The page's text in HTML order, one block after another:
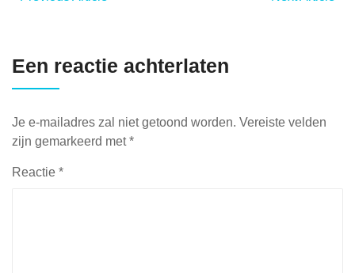
Een reactie achterlaten
Je e-mailadres zal niet getoond worden. Vereiste velden
zijn gemarkeerd met*
Reactie *